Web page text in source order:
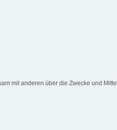
mit anderen über die Zwecke und